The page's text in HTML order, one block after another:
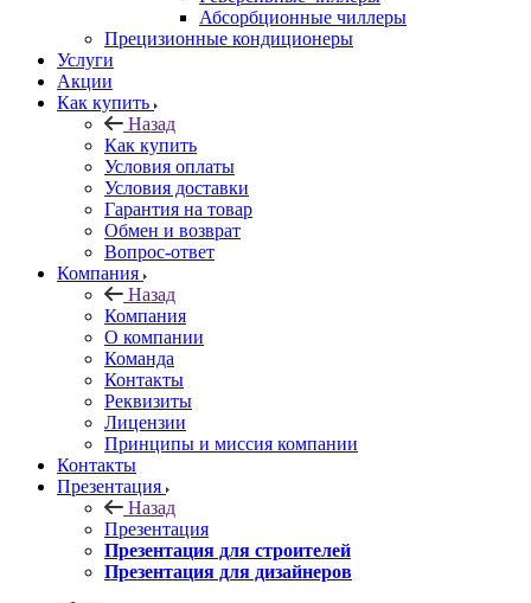
Абсорбционные чиллеры
Прецизионные кондиционеры
Услуги
Акции
Как купить
Назад
Как купить
Условия оплаты
Условия доставки
Гарантия на товар
Обмен и возврат
Вопрос-ответ
Компания
Назад
Компания
О компании
Команда
Контакты
Реквизиты
Лицензии
Принципы и миссия компании
Контакты
Презентация
Назад
Презентация
Презентация для строителей
Презентация для дизайнеров